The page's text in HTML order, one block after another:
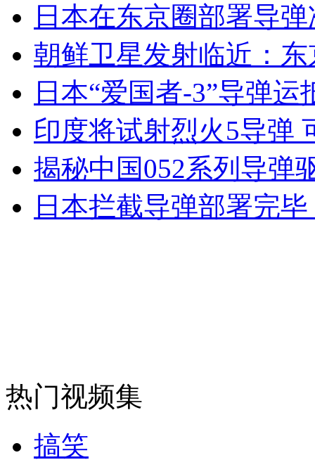
女孩北京地铁殴打老人 痛下狠手拳打脚踢
无痛分娩是否安全 医生回应
外交部：反对强权政治霸凌主义
外交部：有关国家言论片面不公正
消防员救轻生者 花炮节热闹非凡
日本在东京圈部署导
朝鲜卫星发射临近：
日本“爱国者-3”导弹运
印度将试射烈火5导弹
揭秘中国052系列导弹
日本拦截导弹部署完
热门视频集
搞笑